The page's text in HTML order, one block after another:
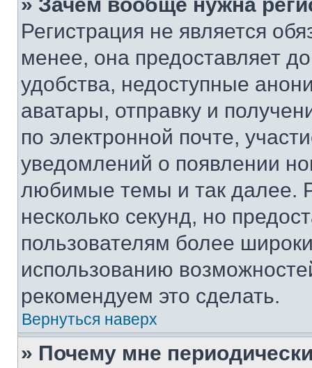
Регистрация не является
менее, она предоставляет
удобства, недоступные
аватары, отправку и
по электронной почте,
уведомлений о появлении
любимые темы и так далее.
несколько секунд, но
пользователям более
использованию
рекомендуем это сделать.
Вернуться наверх
» Почему мне